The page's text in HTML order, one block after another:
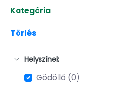
Kategória
Törlés
Helyszínek
Gödöllő (0)